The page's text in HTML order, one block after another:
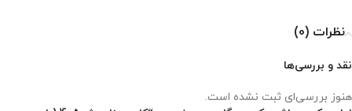
نظرات (0)
نقد و بررسی‌ها
هنوز بررسی‌ای ثبت نشده است.